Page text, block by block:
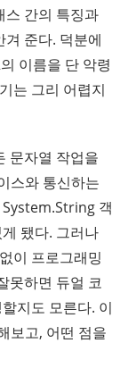
스 간의 특징과
준다. 덕분에
이름을 단 악령
는 그리 어렵지
문자열 작업을
스와 통신하는
객
됐다. 그러나
이 프로그래밍
못하면 듀얼 코
지도 모른다. 이
보고, 어떤 점을